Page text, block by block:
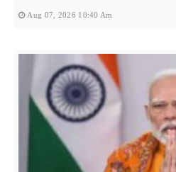
Aug 07, 2026 10:40 Am